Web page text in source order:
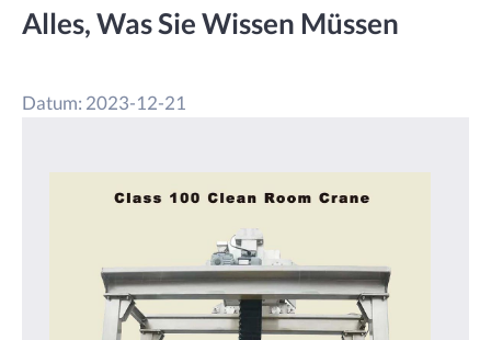
Alles, Was Sie Wissen Müssen
Datum: 2023-12-21